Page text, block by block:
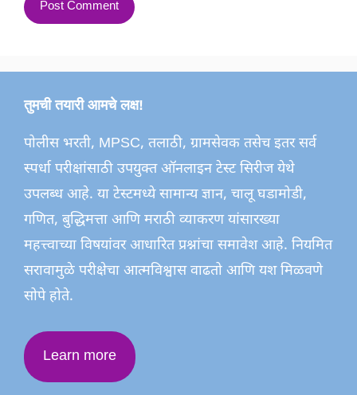
तुमची तयारी आमचे लक्ष!
पोलीस भरती, MPSC, तलाठी, ग्रामसेवक तसेच इतर सर्व
स्पर्धा परीक्षांसाठी उपयुक्त ऑनलाइन टेस्ट सिरीज येथे
उपलब्ध आहे. या टेस्टमध्ये सामान्य ज्ञान, चालू घडामोडी,
गणित, बुद्धिमत्ता आणि मराठी व्याकरण यांसारख्या
महत्त्वाच्या विषयांवर आधारित प्रश्नांचा समावेश आहे. नियमित
सरावामुळे परीक्षेचा आत्मविश्वास वाढतो आणि यश मिळवणे
सोपे होते.
Learn more